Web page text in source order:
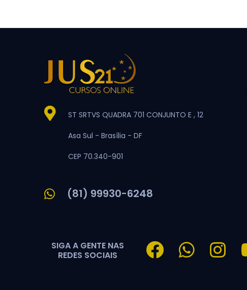
ST SRTVS QUADRA 701 CONJUNTO E , 12
Asa Sul - Brasília - DF
CEP 70.340-901
(81) 99930-6248
SIGA A GENTE NAS
REDES SOCIAIS